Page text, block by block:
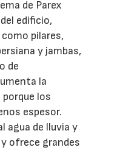
de Parex
edificio,
pilares,
y jambas,
de
la
los
espesor.
agua de lluvia y
ofrece grandes